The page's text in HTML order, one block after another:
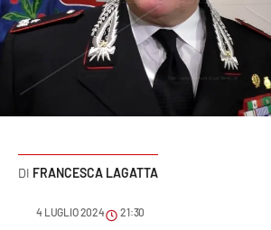
Italia Mondo
Sanità
FRANCESCA LAGATTA
4 LUGLIO 2024 21:30